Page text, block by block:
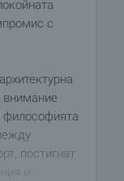
с
внимание
философията
постигнат
и